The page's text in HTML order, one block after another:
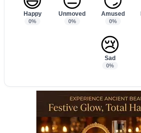
Happy
0%
Unmoved
0%
Amused
0%
😢
Sad
0%